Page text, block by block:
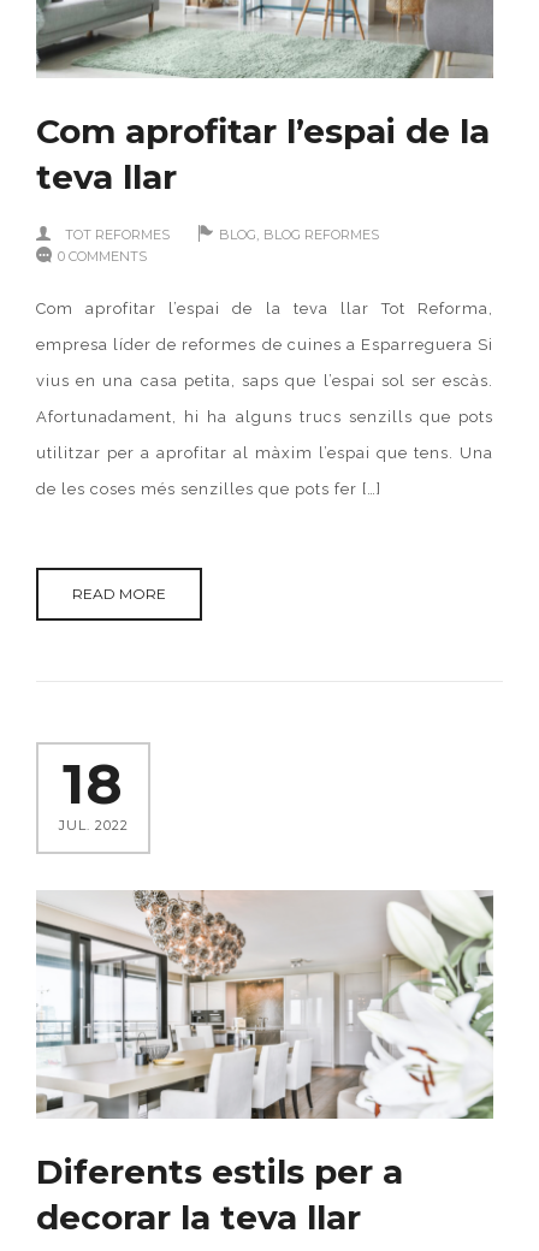
Com aprofitar l’espai de la
teva llar
TOT REFORMES BLOG, BLOG REFORMES
0 COMMENTS
Com aprofitar l’espai de la teva llar Tot Reforma,
empresa líder de reformes de cuines a Esparreguera Si
vius en una casa petita, saps que l’espai sol ser escàs.
Afortunadament, hi ha alguns trucs senzills que pots
utilitzar per a aprofitar al màxim l’espai que tens. Una
de les coses més senzilles que pots fer […]
READ MORE
18
JUL. 2022
Diferents estils per a
decorar la teva llar